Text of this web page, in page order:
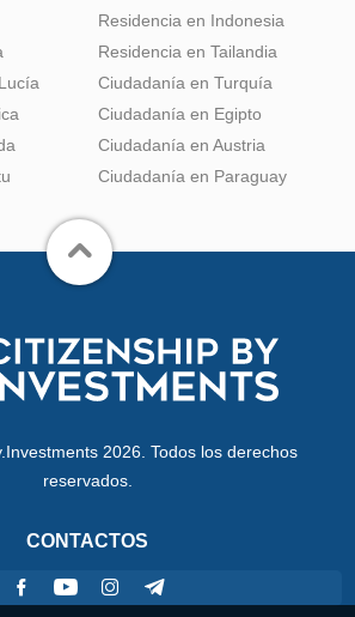
Residencia en Indonesia
Residencia en Tailandia
Ciudadanía en Turquía
Ciudadanía en Egipto
Ciudadanía en Austria
Ciudadanía en Paraguay
2026. Todos los derechos
reservados.
CONTACTOS